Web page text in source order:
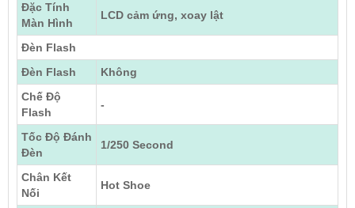
Đặc Tính
Màn Hình
LCD cảm ứng, xoay lật
Đèn Flash
Đèn Flash
Không
Chế Độ
Flash
-
Tốc Độ Đánh
Đèn
1/250 Second
Chân Kết
Nối
Hot Shoe